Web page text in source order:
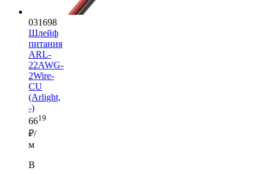
031698
Шлейф
питания
ARL-
22AWG-
2Wire-
CU
(Arlight,
-)
6619
₽/
м
В